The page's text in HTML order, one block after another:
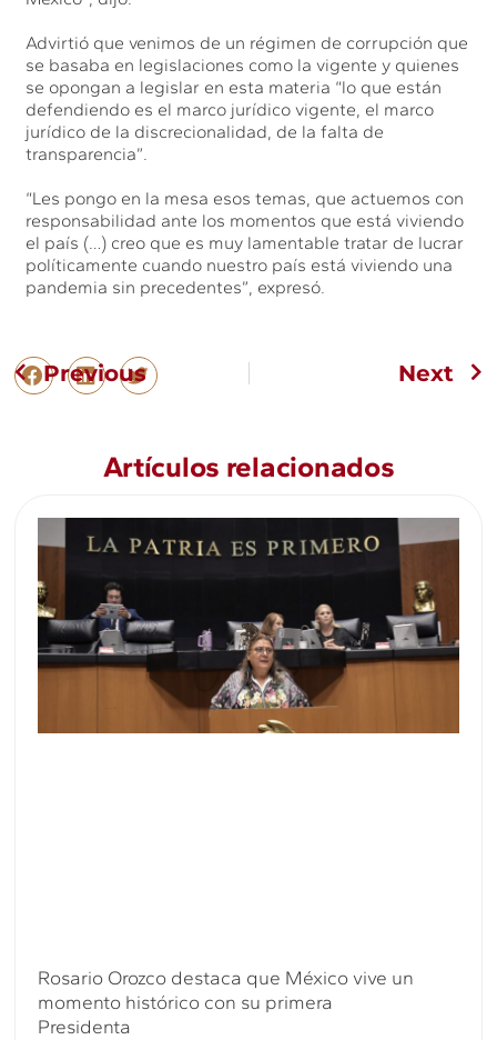
Advirtió que venimos de un régimen de corrupción que
se basaba en legislaciones como la vigente y quienes
se opongan a legislar en esta materia “lo que están
defendiendo es el marco jurídico vigente, el marco
jurídico de la discrecionalidad, de la falta de
transparencia”.
“Les pongo en la mesa esos temas, que actuemos con
responsabilidad ante los momentos que está viviendo
el país (…) creo que es muy lamentable tratar de lucrar
políticamente cuando nuestro país está viviendo una
pandemia sin precedentes”, expresó.
Previous Next
Artículos relacionados
Rosario Orozco destaca que México vive un
momento histórico con su primera
Presidenta